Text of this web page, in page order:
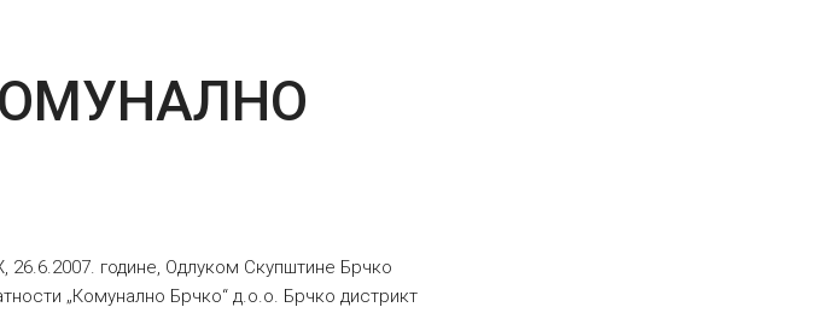
године, Одлуком Скупштине Брчко
„Комунално Брчко“ д.о.о. Брчко дистрикт